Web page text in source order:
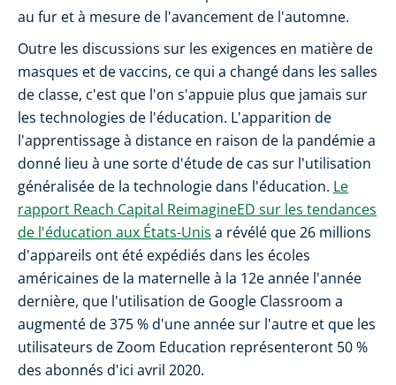
au fur et à mesure de l'avancement de l'automne.
Outre les discussions sur les exigences en matière de
masques et de vaccins, ce qui a changé dans les salles
de classe, c'est que l'on s'appuie plus que jamais sur
les technologies de l'éducation. L'apparition de
l'apprentissage à distance en raison de la pandémie a
donné lieu à une sorte d'étude de cas sur l'utilisation
généralisée de la technologie dans l'éducation. Le
rapport Reach Capital ReimagineED sur les tendances
de l'éducation aux États-Unis a révélé que 26 millions
d'appareils ont été expédiés dans les écoles
américaines de la maternelle à la 12e année l'année
dernière, que l'utilisation de Google Classroom a
augmenté de 375 % d'une année sur l'autre et que les
utilisateurs de Zoom Education représenteront 50 %
des abonnés d'ici avril 2020.